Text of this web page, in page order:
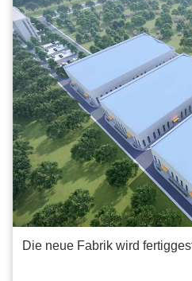
Die neue Fabrik wird